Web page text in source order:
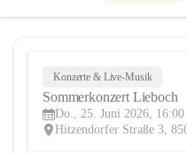
Konzerte & Live-Musik
Sommerkonzert Lieboch
Do., 25. Juni 2026, 16:00
Hitzendorfer Straße 3,